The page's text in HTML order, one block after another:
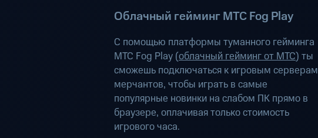
Облачный гейминг МТС Fog Play
С помощью платформы туманного гейминга
МТС Fog Play (облачный гейминг от МТС) ты
сможешь подключаться к игровым серверам
мерчантов, чтобы играть в самые
популярные новинки на слабом ПК прямо в
браузере, оплачивая только стоимость
игрового часа.